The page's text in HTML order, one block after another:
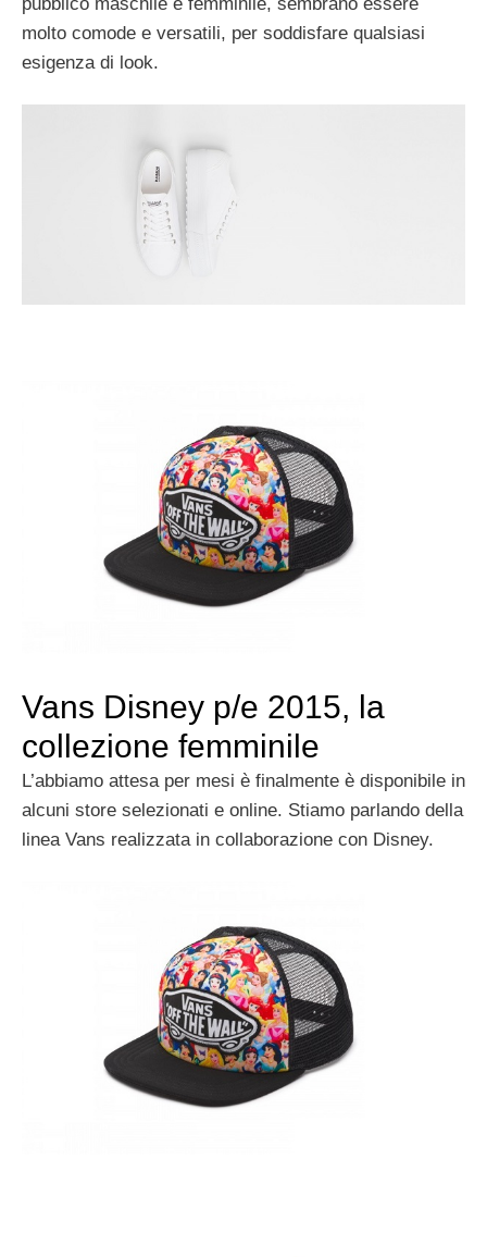
molto comode e versatili, per soddisfare qualsiasi
esigenza di look.
Vans Disney p/e 2015, la
collezione femminile
L’abbiamo attesa per mesi è finalmente è disponibile in
alcuni store selezionati e online. Stiamo parlando della
linea Vans realizzata in collaborazione con Disney.